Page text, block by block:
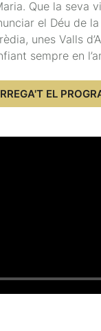
Que la seva
el Déu de
unes Valls
sempre en
EL